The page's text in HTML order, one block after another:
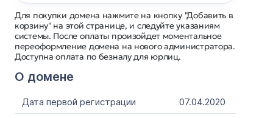
Для покупки домена нажмите на кнопку "Добавить в
корзину" на этой странице, и следуйте указаниям
системы. После оплаты произойдет моментальное
переоформление домена на нового администратора.
Доступна оплата по безналу для юрлиц.
О домене
Дата первой регистрации
07.04.2020